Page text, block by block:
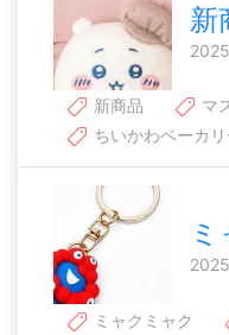
新
新商品
マ
ちいかわベーカリ
ミャクミャク